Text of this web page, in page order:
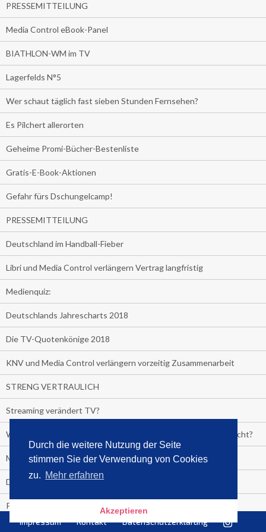
Durch die weitere Nutzung der Seite
stimmen Sie der Verwendung von Cookies
zu. Mehr erfahren
Akzeptieren
PRESSEMITTEILUNG
Media Control eBook-Panel
BIATHLON-WM im TV
Lagerfelds N°5
Wer schaut täglich fast sieben Stunden Fernsehen?
Es Pilchert allerorten
Geheime Promi-Bücher-Bestenliste
Gratis-E-Book-Aktionen
Gefahr fürs Dschungelcamp!
PRESSEMITTEILUNG
Deutschland im Handball-Fieber
Libri und Media Control verlängern Vertrag langfristig
Medienquiz:
Deutschlands Jahrescharts 2018
Die TV-Quotenkönige 2018
KNV und Media Control verlängern vorzeitig Zusammenarbeit
STRENG VERTRAULICH
Streaming verändert TV?
Welcher TV-Sender hat seine Marktanteile seit 2013 vervierfacht?
Michelle for President!
Das gruseligste Buch aller Zeiten
Promi-Biografien
Kerkeling erhält Spitzenfeder für meistverkauftes Buch
Impressum Kontakt Datenschutzerklärung